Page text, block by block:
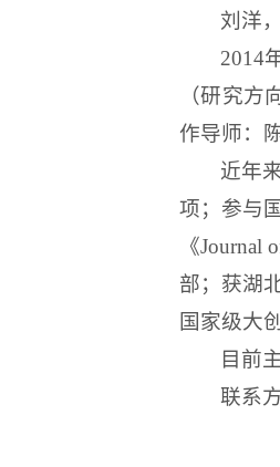
刘洋
2014
（研究方
作导师：
近年
项；参与
《Journal
部；获湖
国家级大
目前
联系